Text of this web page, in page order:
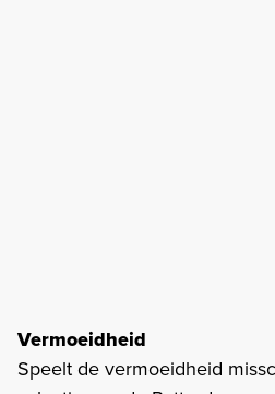
Vermoeidheid
Speelt de vermoeidheid